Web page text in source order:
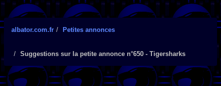
albator.com.fr Petites annonces
Suggestions sur la petite annonce n°650 - Tigersharks